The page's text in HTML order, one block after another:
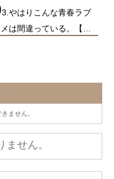
3.やはりこんな青春ラブ
メは間違っている。【…
ません。
せん。